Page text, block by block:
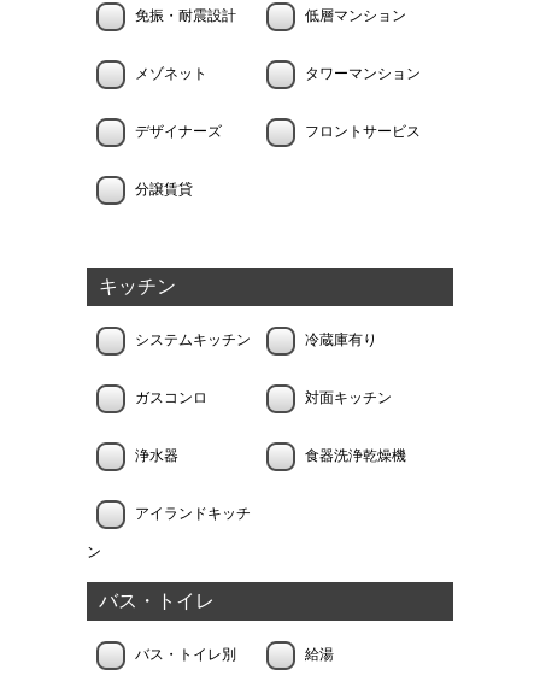
免振・耐震設計 低層マンション
メゾネット タワーマンション
デザイナーズ フロントサービス
分譲賃貸
キッチン
システムキッチン 冷蔵庫有り
ガスコンロ 対面キッチン
浄水器 食器洗浄乾燥機
アイランドキッチ
ン
バス・トイレ
バス・トイレ別 給湯